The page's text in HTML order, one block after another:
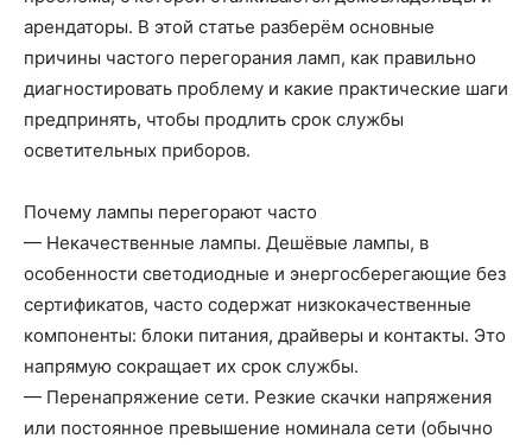
арендаторы. В этой статье разберём основные
причины частого перегорания ламп, как правильно
диагностировать проблему и какие практические шаги
предпринять, чтобы продлить срок службы
осветительных приборов.
Почему лампы перегорают часто
— Некачественные лампы. Дешёвые лампы, в
особенности светодиодные и энергосберегающие без
сертификатов, часто содержат низкокачественные
компоненты: блоки питания, драйверы и контакты. Это
напрямую сокращает их срок службы.
— Перенапряжение сети. Резкие скачки напряжения
или постоянное превышение номинала сети (обычно